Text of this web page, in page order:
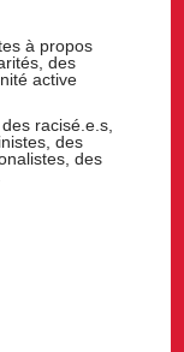
à propos
des
active
racisé.e.s,
des
des